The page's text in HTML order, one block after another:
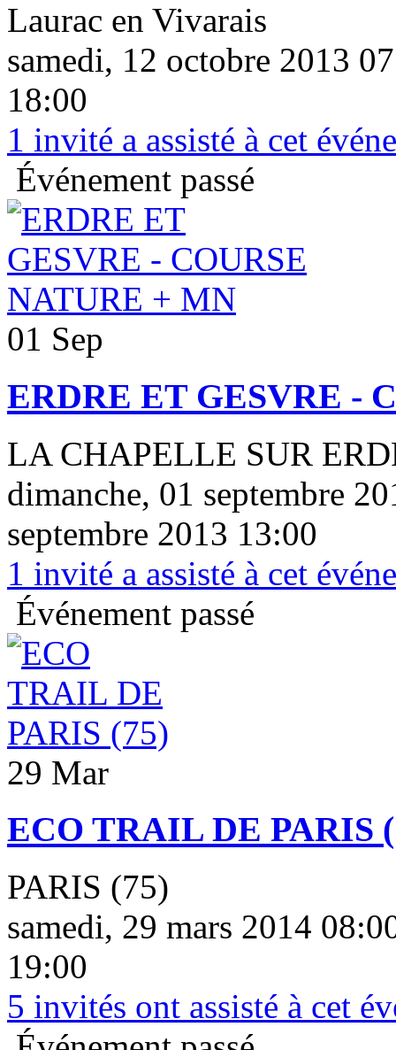
Laurac en Vivarais
samedi, 12 octobre 2013
18:00
1 invité a assisté à cet
Événement passé
01 Sep
ERDRE ET GESVRE -
LA CHAPELLE SUR
dimanche, 01 septembre
septembre 2013 13:00
1 invité a assisté à cet
Événement passé
29 Mar
ECO TRAIL DE PARIS
PARIS (75)
samedi, 29 mars 2014
19:00
5 invités ont assisté à cet